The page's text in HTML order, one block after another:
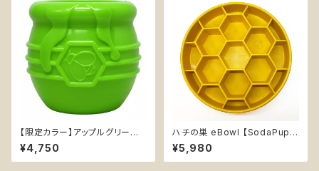
【限定カラー】アップルグリーン
【SodaPup】丈夫 おやつ入れ可
能 知育玩具 ソダパップ Honey
Pot
¥4,750
ハチの巣 eBowl 【SodaPup】
早食い防止皿 スローフィーダー
知育 エンリッチメント フードボ
ウル ソダパップ ハニコーム Ho
¥5,980